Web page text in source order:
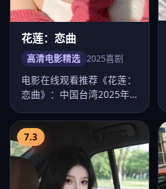
花莲：恋曲
高清电影精选 2025喜剧
电影在线观看推荐《花莲：
恋曲》：中国台湾2025年
桂纶镁…
7.3